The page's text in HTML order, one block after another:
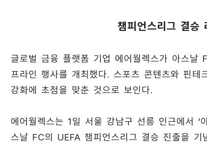
챔피언스리그 결승
글로벌 금융 플랫폼 기업 에어월렉스가 아스날
프라인 행사를 개최했다. 스포츠 콘텐츠와 핀
강화에 초점을 맞춘 것으로 보인다.
에어월렉스는 1일 서울 강남구 선릉 인근에서
스날 FC의 UEFA 챔피언스리그 결승 진출을